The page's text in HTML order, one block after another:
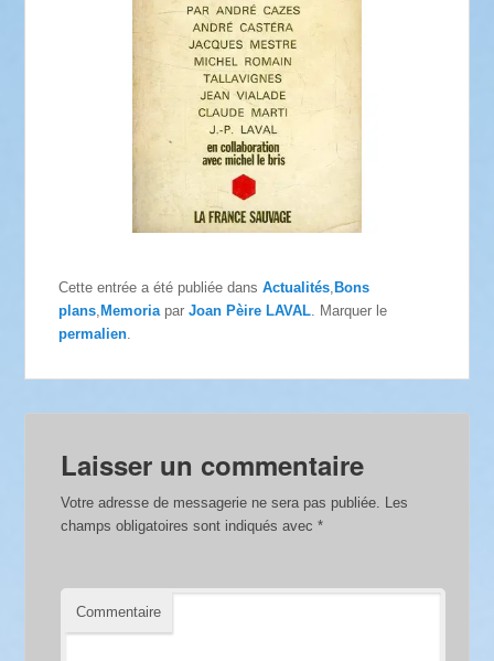
Cette entrée a été publiée dansActualités, Bons
plans, MemoriaparJoan Pèire LAVAL. Marquer le
permalien.
Laisser un commentaire
Votre adresse de messagerie ne sera pas publiée. Les
champs obligatoires sont indiqués avec*
Commentaire